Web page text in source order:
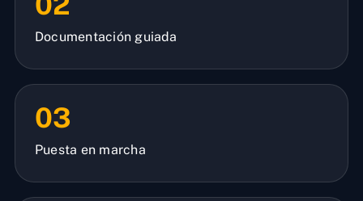
Documentación guiada
03
Puesta en marcha